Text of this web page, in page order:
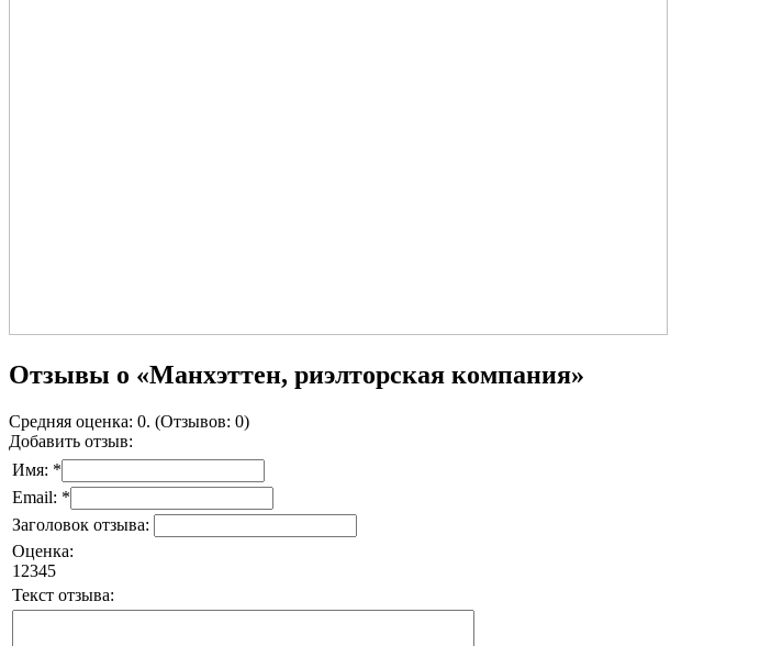
Отзывы о «Манхэттен, риэлторская компания»
Средняя оценка: 0. (Отзывов: 0)
Добавить отзыв:
Имя: *
Email: *
Заголовок отзыва:
Оценка:
1 2345
Текст отзыва: